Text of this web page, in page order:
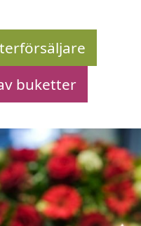
buketter